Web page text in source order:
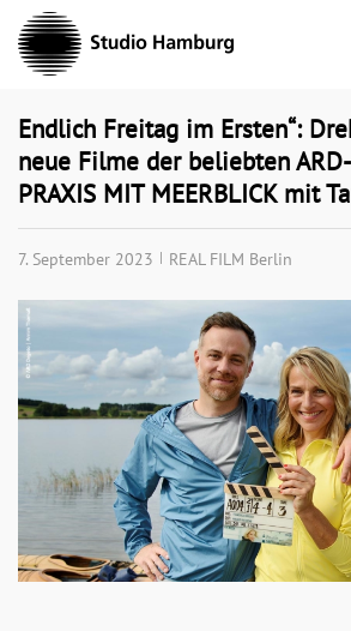
Skip
content
Endlich Freitag im Ersten“:
neue Filme der beliebten
PRAXIS MIT MEERBLICK mit
7. September 2023 REAL FILM Berlin